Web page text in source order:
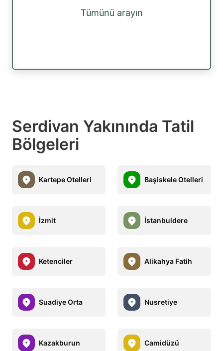
Tümünü arayın
Serdivan Yakınında Tatil
Bölgeleri
Kartepe Otelleri Başiskele Otelleri
İzmit İstanbuldere
Ketenciler Alikahya Fatih
Suadiye Orta Nusretiye
Kazakburun Camidüzü